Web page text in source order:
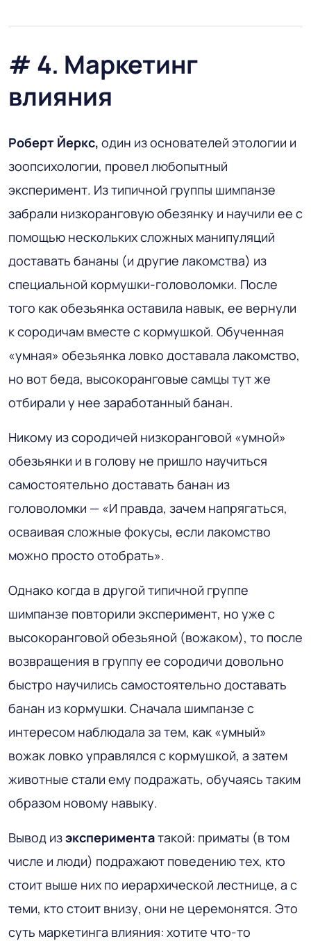
# 4. Маркетинг
влияния
Роберт Йеркс, один из основателей этологии и
зоопсихологии, провел любопытный
эксперимент. Из типичной группы шимпанзе
забрали низкоранговую обезянку и научили ее с
помощью нескольких сложных манипуляций
доставать бананы (и другие лакомства) из
специальной кормушки-головоломки. После
того как обезьянка оставила навык, ее вернули
к сородичам вместе с кормушкой. Обученная
«умная» обезьянка ловко доставала лакомство,
но вот беда, высокоранговые самцы тут же
отбирали у нее заработанный банан.
Никому из сородичей низкоранговой «умной»
обезьянки и в голову не пришло научиться
самостоятельно доставать банан из
головоломки — «И правда, зачем напрягаться,
осваивая сложные фокусы, если лакомство
можно просто отобрать».
Однако когда в другой типичной группе
шимпанзе повторили эксперимент, но уже с
высокоранговой обезьяной (вожаком), то после
возвращения в группу ее сородичи довольно
быстро научились самостоятельно доставать
банан из кормушки. Сначала шимпанзе с
интересом наблюдала за тем, как «умный»
вожак ловко управлялся с кормушкой, а затем
животные стали ему подражать, обучаясь таким
образом новому навыку.
Вывод изэкспериментатакой: приматы (в том
числе и люди) подражают поведению тех, кто
стоит выше них по иерархической лестнице, а с
теми, кто стоит внизу, они не церемонятся. Это
суть маркетинга влияния: хотите что-то